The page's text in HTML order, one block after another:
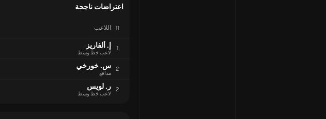
اعتراضات ناجحة
# اللاعب
1 إ. ألفاريز
لاعب خط وسط
2 س. خورخي
مدافع
2 ر. لويس
لاعب خط وسط